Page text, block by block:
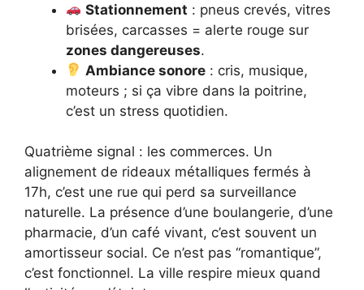
Stationnement : pneus crevés, vitres
brisées, carcasses = alerte rouge sur
zones dangereuses.
Ambiance sonore : cris, musique,
moteurs ; si ça vibre dans la poitrine,
c’est un stress quotidien.
Quatrième signal : les commerces. Un
alignement de rideaux métalliques fermés à
17h, c’est une rue qui perd sa surveillance
naturelle. La présence d’une boulangerie, d’une
pharmacie, d’un café vivant, c’est souvent un
amortisseur social. Ce n’est pas “romantique”,
c’est fonctionnel. La ville respire mieux quand